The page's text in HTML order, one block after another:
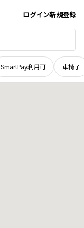
ログイン新規登録
SmartPay利用可 車椅子